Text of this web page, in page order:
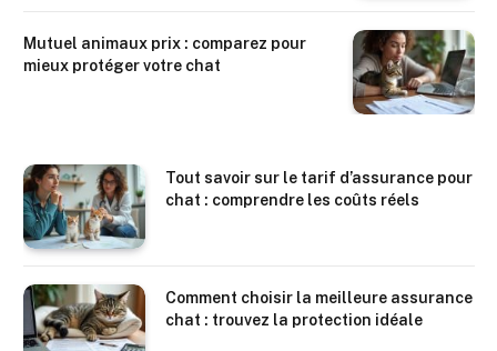
Mutuel animaux prix : comparez pour
mieux protéger votre chat
Tout savoir sur le tarif d’assurance pour
chat : comprendre les coûts réels
Comment choisir la meilleure assurance
chat : trouvez la protection idéale